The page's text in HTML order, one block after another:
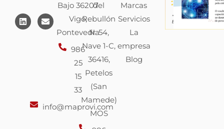
L
i
n
E
n
v
Bajo 36207
Vigo,
Pontevedra
986
25
15
33
info@maprovi.com
del
Rebullón
N. 54,
Nave 1-C,
36416,
Petelos
(San
Mamede)
MOS
Marcas
Servicios
La
empresa
Blog